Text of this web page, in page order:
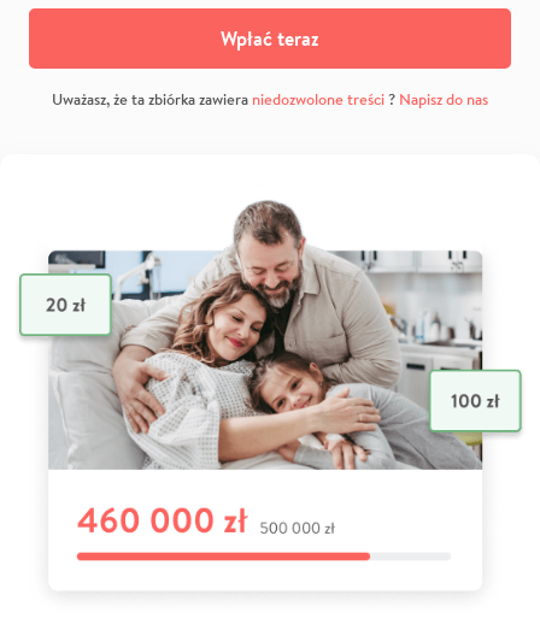
Wpłać teraz
Uważasz, że ta zbiórka zawiera niedozwolone treści? Napisz do nas